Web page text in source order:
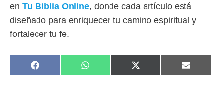
en Tu Biblia Online, donde cada artículo está
diseñado para enriquecer tu camino espiritual y
fortalecer tu fe.
COMPARTIR
EN
F
A
COMPARTIR
EN
W
H
COMPARTIR
EN
X
(
EN
E
M